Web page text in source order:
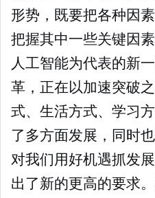
形势，既要把各种因
把握其中一些关键因
人工智能为代表的新
革，正在以加速突破
式、生活方式、学习
了多方面发展，同时
对我们用好机遇抓发
出了新的更高的要求